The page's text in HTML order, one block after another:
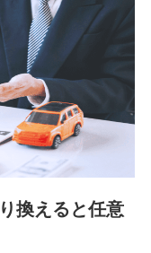
kailash.co.jp/)
www.i-
www.sbipet-
社
換えると任意